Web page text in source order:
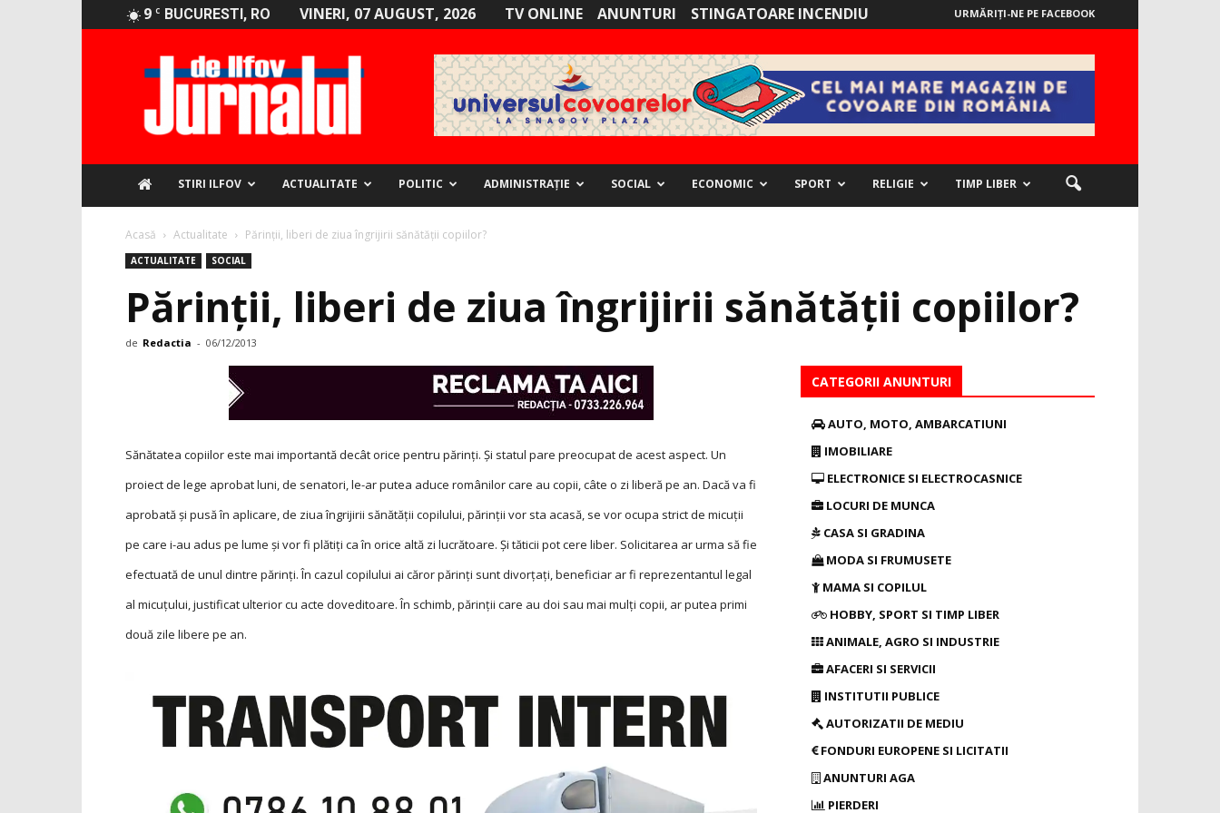
9 C BUCURESTI, RO VINERI, 07 AUGUST, 2026 TV ONLINE ANUNTURI STINGATOARE INCENDIU URMĂRIȚI-NE PE FACEBOOK
STIRI ILFOV ACTUALITATE POLITIC ADMINISTRAȚIE SOCIAL ECONOMIC SPORT RELIGIE TIMP LIBER
Acasă Actualitate Părinții, liberi de ziua î­ngrijirii sănătății copiilor?
ACTUALITATE SOCIAL
Părinții, liberi de ziua î­ngrijirii sănătății copiilor?
de Redactia - 06/12/2013
Sănătatea copiilor este mai importantă decât orice pentru părinți. Și statul pare preocupat de acest aspect. Un
proiect de lege aprobat luni, de senatori, le-ar putea aduce românilor care au copii, câte o zi liberă pe an. Dacă va fi
aprobată și pusă în aplicare, de ziua îngrijirii sănătății copilului, părinții vor sta acasă, se vor ocupa strict de micuții
pe care i-au adus pe lume și vor fi plătiți ca în orice altă zi lucrătoare. Și tăticii pot cere liber. Solicitarea ar urma să fie
efectuată de unul dintre părinți. În cazul copilului ai căror părinți sunt divorțați, beneficiar ar fi reprezentantul legal
al micuțului, justificat ulterior cu acte doveditoare. În schimb, părinții care au doi sau mai mulți copii, ar putea primi
două zile libere pe an.
CATEGORII ANUNTURI
AUTO, MOTO, AMBARCATIUNI
IMOBILIARE
ELECTRONICE SI ELECTROCASNICE
LOCURI DE MUNCA
CASA SI GRADINA
MODA SI FRUMUSETE
MAMA SI COPILUL
HOBBY, SPORT SI TIMP LIBER
ANIMALE, AGRO SI INDUSTRIE
AFACERI SI SERVICII
INSTITUTII PUBLICE
AUTORIZATII DE MEDIU
FONDURI EUROPENE SI LICITATII
ANUNTURI AGA
PIERDERI